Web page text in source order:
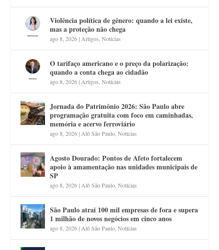
Violência política de gênero: quando a lei existe,
mas a proteção não chega
ago 8, 2026| Artigos ,Notícias
O tarifaço americano e o preço da polarização:
quando a conta chega ao cidadão
ago 8, 2026| Artigos ,Notícias
Jornada do Patrimônio 2026: São Paulo abre
programação gratuita com foco em caminhadas,
memória e acervo ferroviário
ago 8, 2026| Alô São Paulo ,Notícias
Agosto Dourado: Pontos de Afeto fortalecem
apoio à amamentação nas unidades municipais de
SP
ago 8, 2026| Alô São Paulo ,Notícias
São Paulo atrai 100 mil empresas de fora e supera
1 milhão de novos negócios em cinco anos
ago 8, 2026| Alô São Paulo ,Notícias